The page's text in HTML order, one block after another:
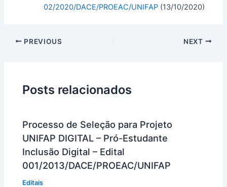
02/2020/DACE/PROEAC/UNIFAP (13/10/2020)
PREVIOUS NEXT
Posts relacionados
Processo de Seleção para Projeto
UNIFAP DIGITAL – Pró-Estudante
Inclusão Digital – Edital
001/2013/DACE/PROEAC/UNIFAP
Editais